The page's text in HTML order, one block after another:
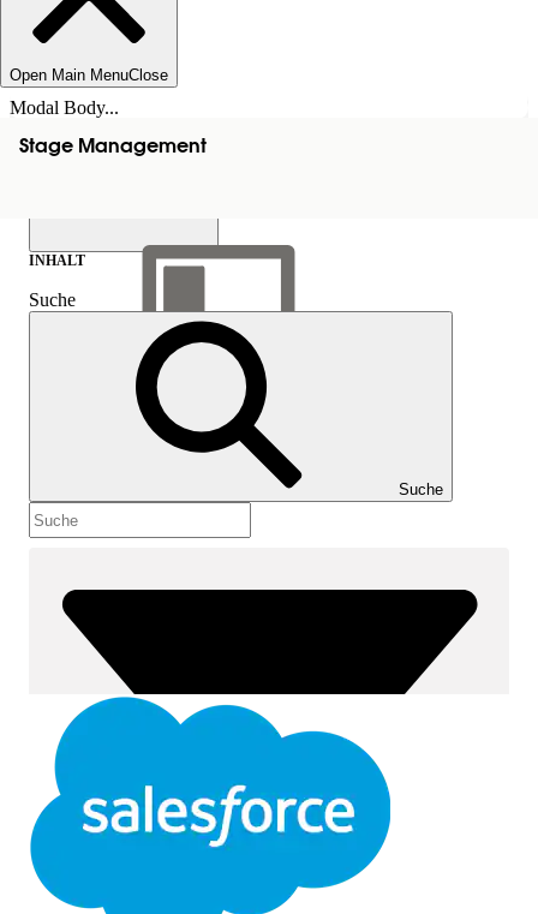
Open Main MenuClose
Modal Body...
Stage Management
Inhalt anzeigen
Inhalt
INHALT
Suche
Suche